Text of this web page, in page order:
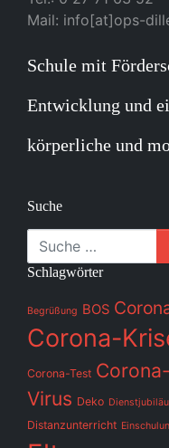
Mail: info[at]ops-
Schule mit
Entwicklung und
körperliche und
Suche
Suche
Schlagwörter
Begrüßung BOS
Corona-
Corona-Test Corona-
Virus Deko
Distanzunterricht